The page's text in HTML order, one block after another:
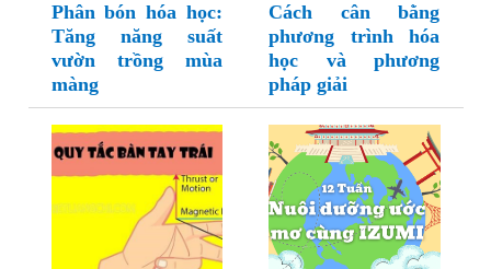
Phân bón hóa học:
Tăng năng suất
vườn trồng mùa
màng
Cách cân bằng
phương trình hóa
học và phương
pháp giải